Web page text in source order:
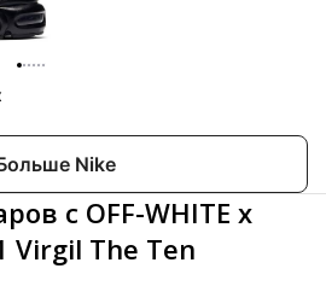
Nike
с OFF-WHITE x
Virgil The Ten